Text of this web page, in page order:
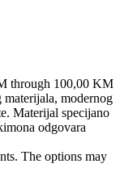
through 100,00 KM
modernog
Materijal specijano
odgovara
The options may